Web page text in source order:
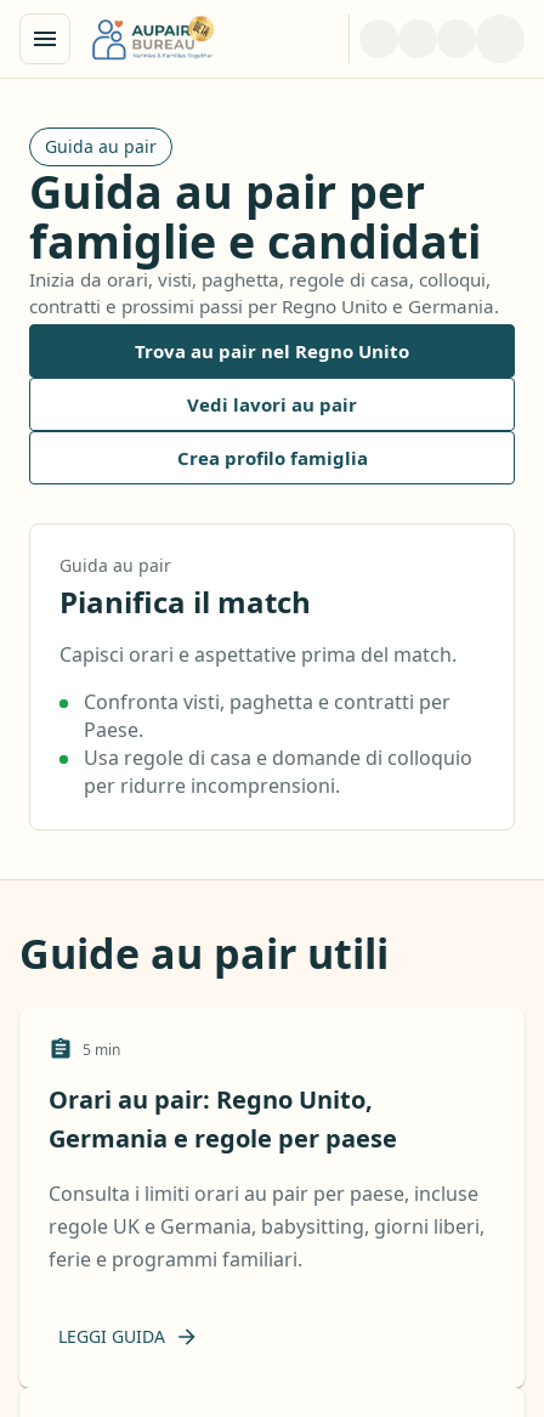
Guida au pair
Guida au pair per
famiglie e candidati
Inizia da orari, visti, paghetta, regole di casa, colloqui,
contratti e prossimi passi per Regno Unito e Germania.
Trova au pair nel Regno Unito
Vedi lavori au pair
Crea profilo famiglia
Guida au pair
Pianifica il match
Capisci orari e aspettative prima del match.
Confronta visti, paghetta e contratti per
Paese.
Usa regole di casa e domande di colloquio
per ridurre incomprensioni.
Guide au pair utili
5 min
Orari au pair: Regno Unito,
Germania e regole per paese
Consulta i limiti orari au pair per paese, incluse
regole UK e Germania, babysitting, giorni liberi,
ferie e programmi familiari.
LEGGI GUIDA